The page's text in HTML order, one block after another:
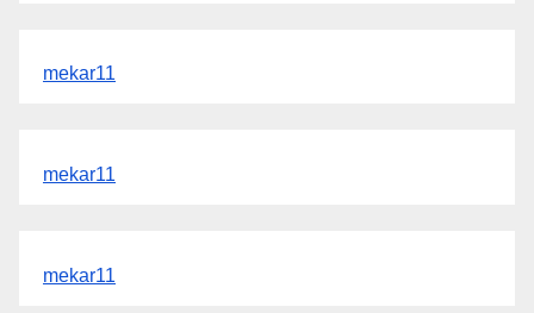
mekar11
mekar11
mekar11